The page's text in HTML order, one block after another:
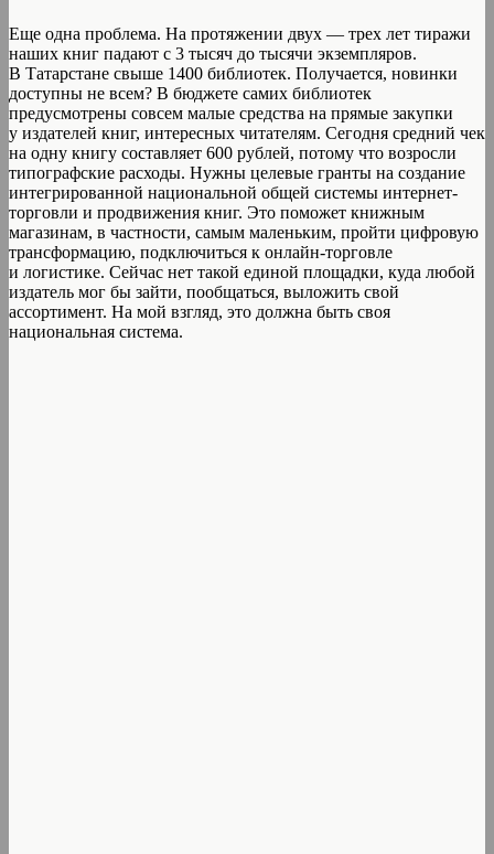
Еще одна проблема. На протяжении двух — трех лет тиражи
наших книг падают с 3 тысяч до тысячи экземпляров.
В Татарстане свыше 1400 библиотек. Получается, новинки
доступны не всем? В бюджете самих библиотек
предусмотрены совсем малые средства на прямые закупки
у издателей книг, интересных читателям. Сегодня средний чек
на одну книгу составляет 600 рублей, потому что возросли
типографские расходы. Нужны целевые гранты на создание
интегрированной национальной общей системы интернет-
торговли и продвижения книг. Это поможет книжным
магазинам, в частности, самым маленьким, пройти цифровую
трансформацию, подключиться к онлайн-торговле
и логистике. Сейчас нет такой единой площадки, куда любой
издатель мог бы зайти, пообщаться, выложить свой
ассортимент. На мой взгляд, это должна быть своя
национальная система.